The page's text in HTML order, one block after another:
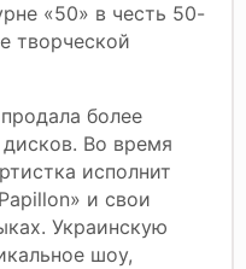
«50» в честь 50-
творческой
более
Во время
исполнит
и свои
Украинскую
шоу,